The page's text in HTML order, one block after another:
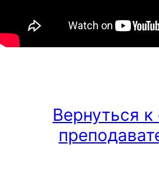
Вернуться к